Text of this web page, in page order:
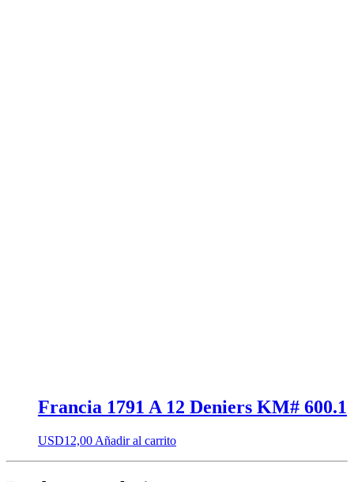
Francia 1791 A 12 Deniers KM# 600.1
USD12,00 Añadir al carrito